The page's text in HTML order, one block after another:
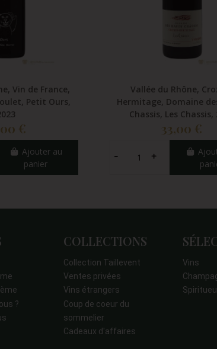
Vin de France,
Petit Ours,
€
Ajouter au
panier
Vallée du Rhône,
Hermitage, Domaine
Chassis, Les Chassis,
33,00 €
?
COLLECTIONS
Collection Taillevent
Ventes privées
Vins étrangers
Coup de coeur du
sommelier
Cadeaux d'affaires
Vins